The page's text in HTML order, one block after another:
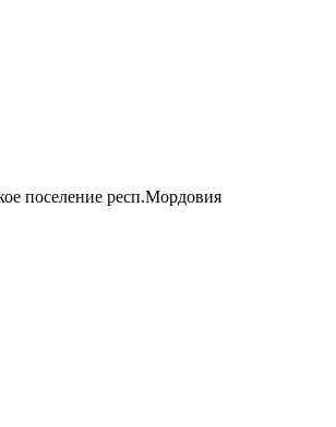
поселение респ.Мордовия